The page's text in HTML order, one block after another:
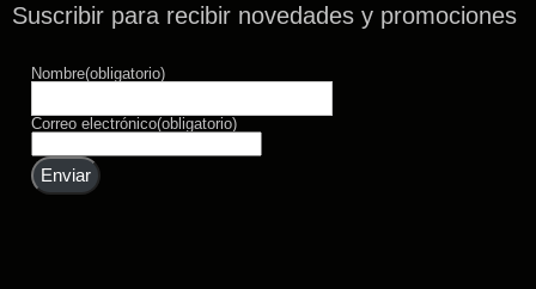
Suscribir para recibir novedades y promociones
Nombre(obligatorio)
Correo electrónico(obligatorio)
Enviar